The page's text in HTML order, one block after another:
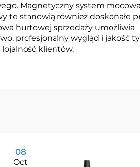
Magnetyczny system
te stanowią również doskonałe
hurtowej sprzedaży umożliwia
profesjonalny wygląd i jakość
lojalność klientów.
08
Oct